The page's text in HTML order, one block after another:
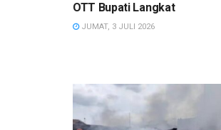
OTT Bupati Langkat
JUMAT, 3 JULI 2026